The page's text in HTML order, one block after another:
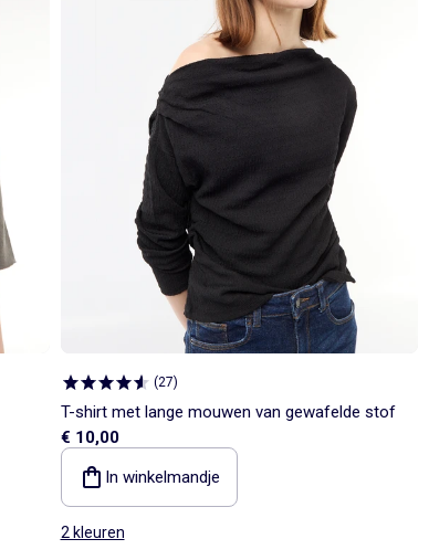
(27)
T-shirt met lange mouwen van gewafelde stof
€ 10,00
In winkelmandje
2 kleuren